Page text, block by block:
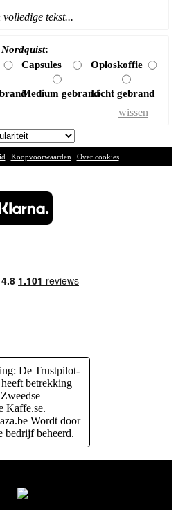
volledige tekst...
:
Capsules
Oploskoffie
Medium gebrandLicht gebrand
wissen
Koopvoorwaarden Over cookies
De Trustpilot-
heeft betrekking
Kaffe.se.
Wordt door
bedrijf beheerd.